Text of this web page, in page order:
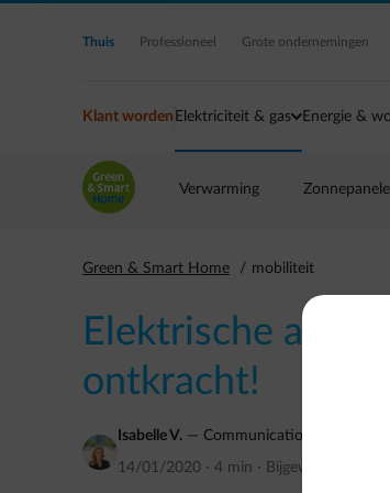
Ga naar de hoofdinhoud
Thuis Professioneel Grote ondernemingen
Klant worden Elektriciteit & gas Energie &
Verwarming
Green & Smart Home mobiliteit
Elektrische
ontkracht!
Isabelle V. — Communications expert -
14/01/2020 · 4 min · Bijgewerkt op